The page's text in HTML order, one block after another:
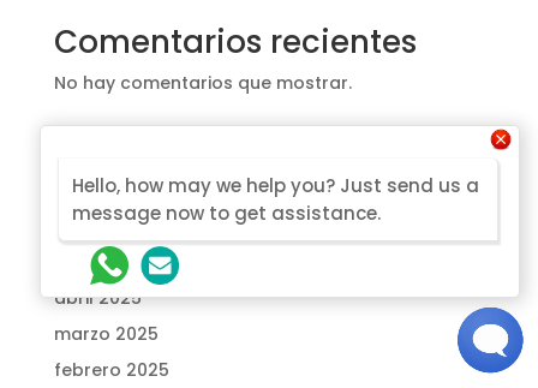
Comentarios recientes
No hay comentarios que mostrar.
julio 2026
junio 2025
mayo 2025
abril 2025
marzo 2025
febrero 2025
Hello, how may we help you? Just send us a
message now to get assistance.